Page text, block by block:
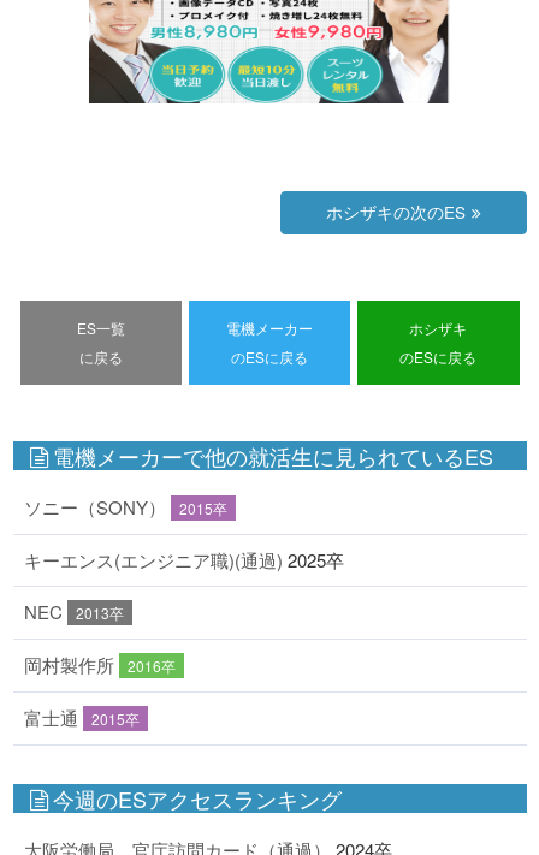
ホシザキの次のES
ES一覧
に戻る
電機メーカー
のESに戻る
ホシザキ
のESに戻る
電機メーカーで他の就活生に見られているES
ソニー（SONY） 2015卒
キーエンス(エンジニア職)(通過) 2025卒
NEC 2013卒
岡村製作所 2016卒
富士通 2015卒
今週のESアクセスランキング
大阪労働局 官庁訪問カード（通過） 2024卒